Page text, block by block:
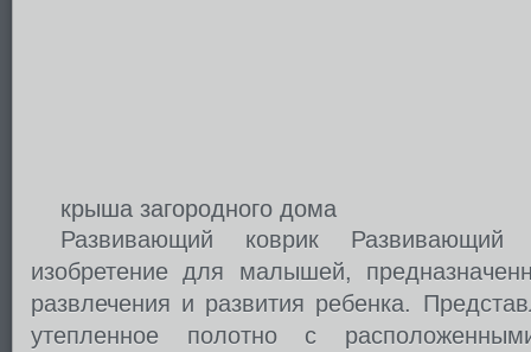
крыша загородного дома
Развивающий коврик
изобретение для малышей,
развлечения и развития ребенка.
утепленное полотно с